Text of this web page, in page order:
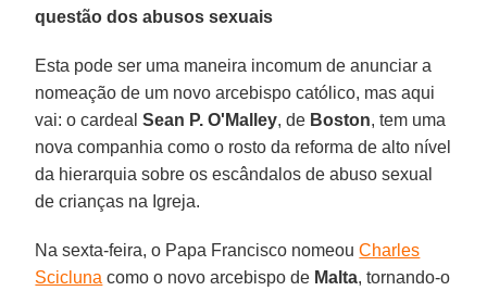
questão dos abusos sexuais
Esta pode ser uma maneira incomum de anunciar a
nomeação de um novo arcebispo católico, mas aqui
vai: o cardealSean P. O'Malley, de Boston, tem uma
nova companhia como o rosto da reforma de alto nível
da hierarquia sobre os escândalos de abuso sexual
de crianças na Igreja.
Na sexta-feira, o Papa Francisco nomeouCharles
Scicluna como o novo arcebispo de Malta, tornando-o